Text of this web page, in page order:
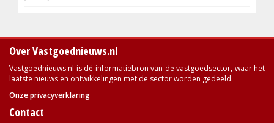
Over Vastgoednieuws.nl
Vastgoednieuws.nl is dé informatiebron van de vastgoedsector, waar het
laatste nieuws en ontwikkelingen met de sector worden gedeeld.
Onze privacyverklaring
Contact